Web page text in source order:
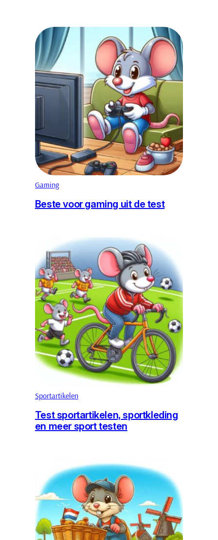
Gaming
Beste voor gaming uit de test
Sportartikelen
Test sportartikelen, sportkleding
en meer sport testen